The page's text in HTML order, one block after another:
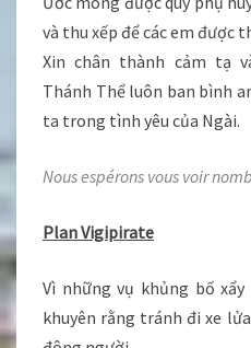
và thu xếp để các em được
Xin chân thành cảm tạ
Thánh Thể luôn ban bình
ta trong tình yêu của Ngài.
Nous espérons vous voir
Plan Vigipirate
Vì những vụ khủng bố
khuyên rằng tránh đi xe